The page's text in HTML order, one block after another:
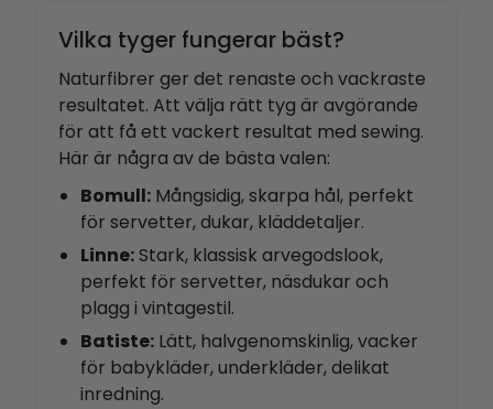
Vilka tyger fungerar bäst?
Naturfibrer ger det renaste och vackraste
resultatet. Att välja rätt tyg är avgörande
för att få ett vackert resultat med sewing.
Här är några av de bästa valen:
Bomull: Mångsidig, skarpa hål, perfekt
för servetter, dukar, kläddetaljer.
Linne:Stark, klassisk arvegodslook,
perfekt för servetter, näsdukar och
plagg i vintagestil.
Batiste: Lätt, halvgenomskinlig, vacker
för babykläder, underkläder, delikat
inredning.